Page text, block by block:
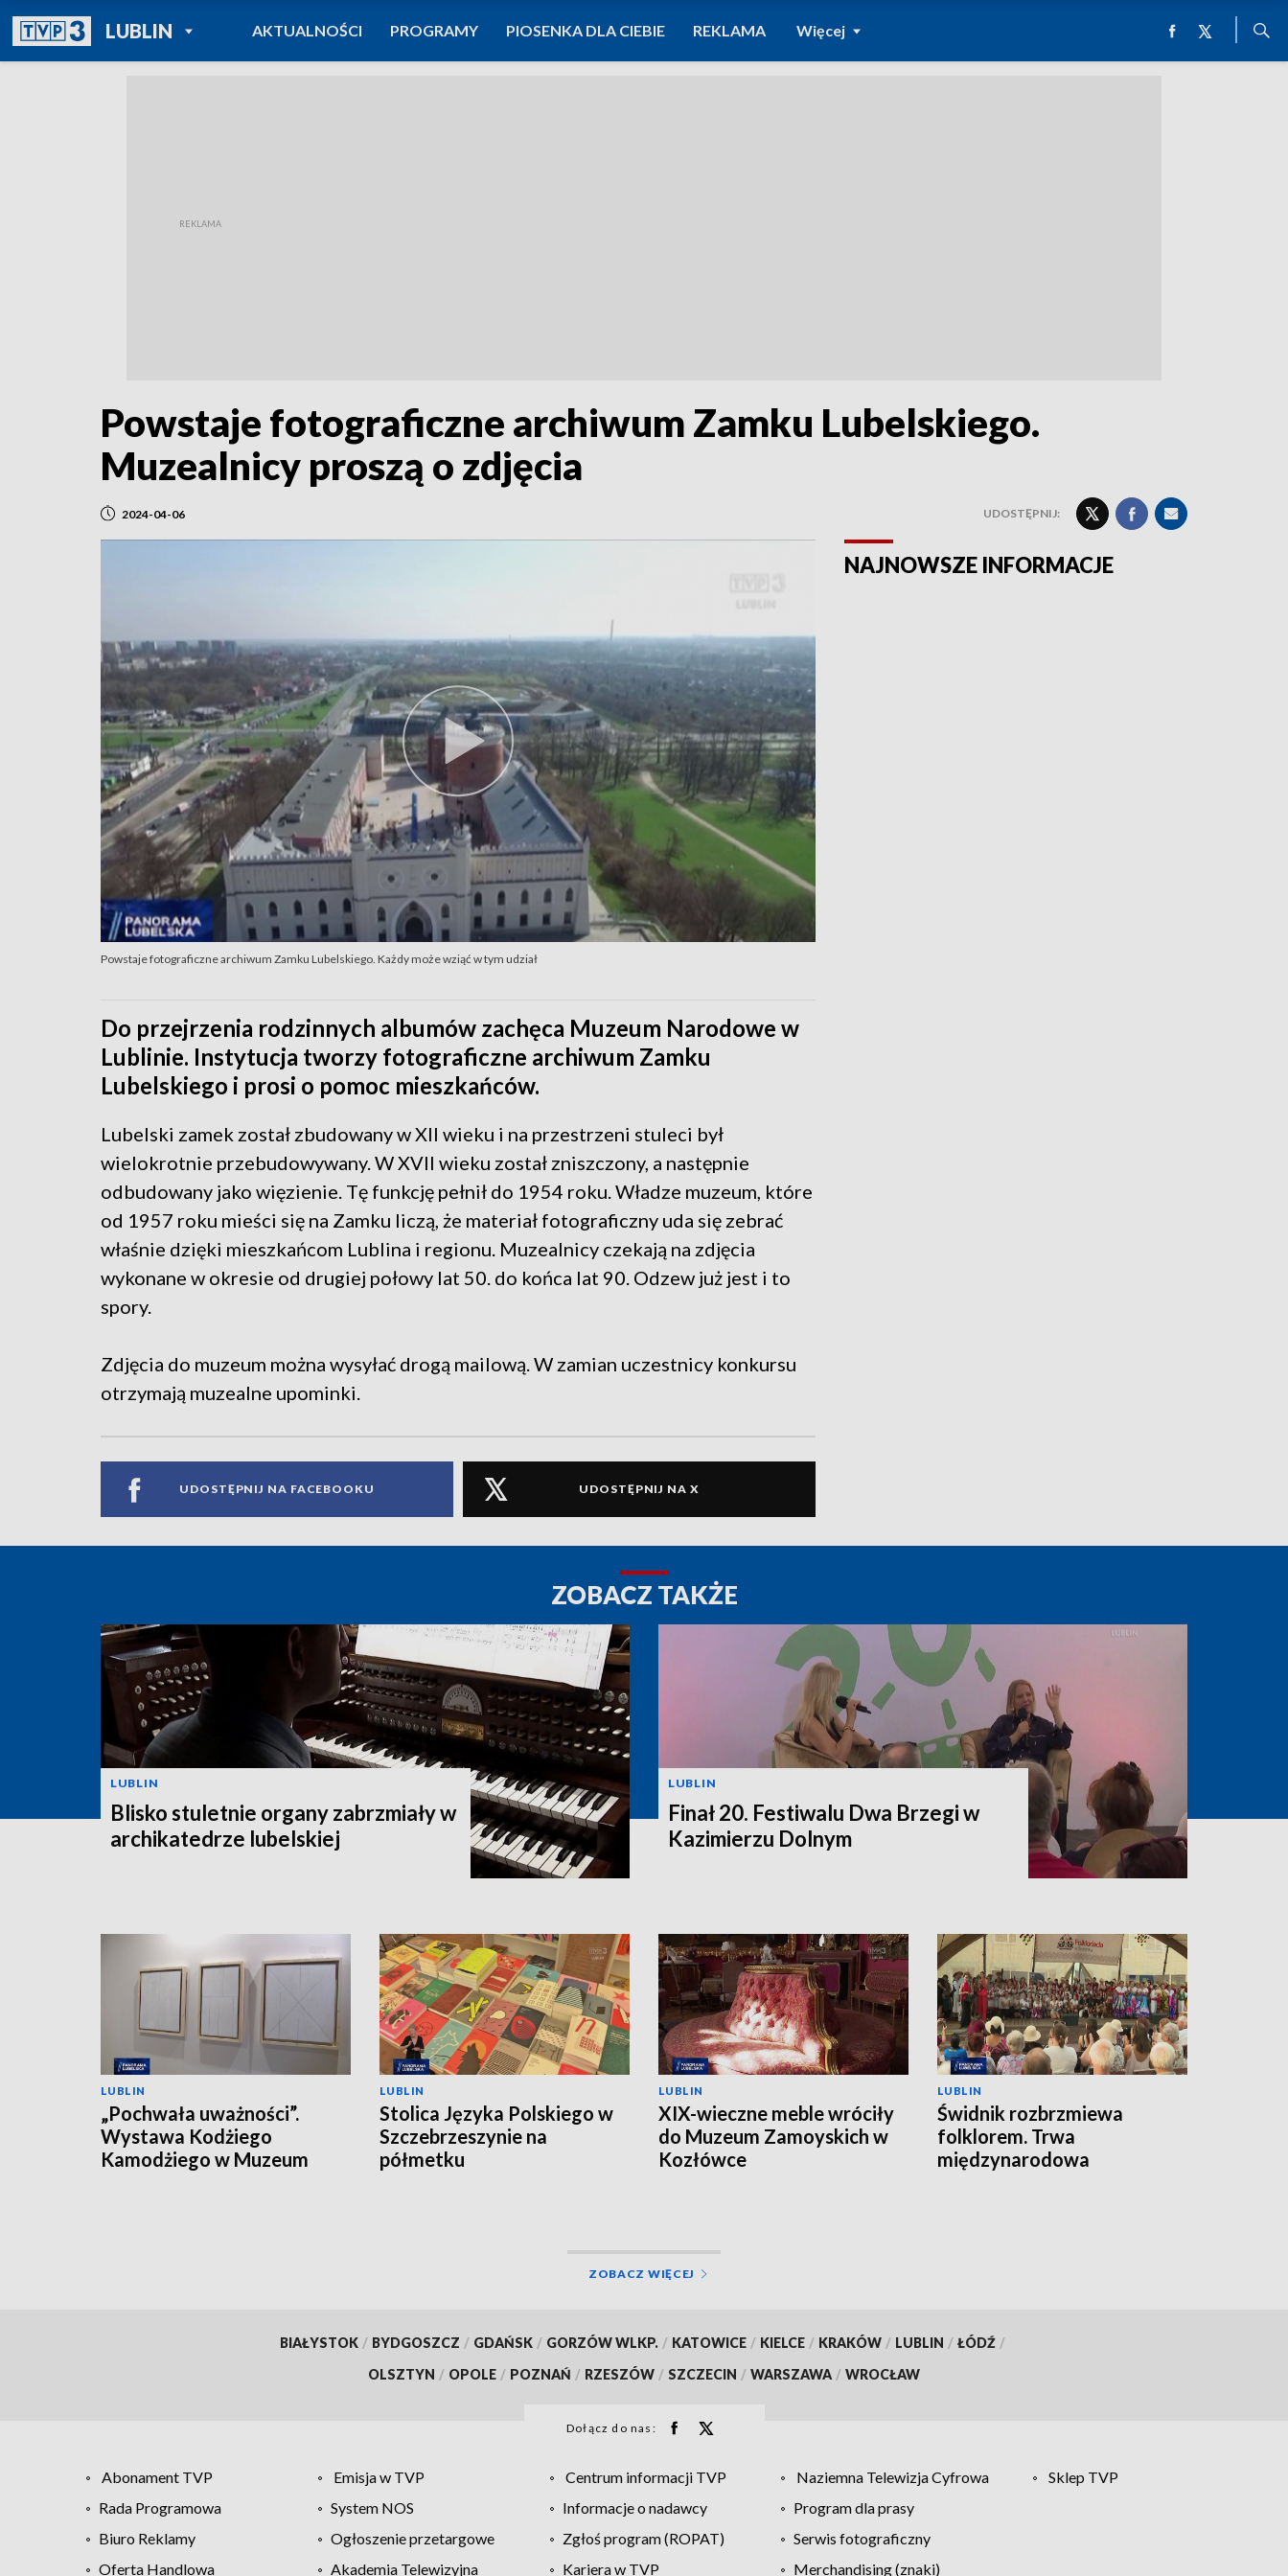
LUBLINPOWRÓT DO
TVP REGIONY
AKTUALNOŚCI PROGRAMY PIOSENKA DLA CIEBIE REKLAMA Więcej
Powstaje fotograficzne archiwum Zamku Lubelskiego.
Muzealnicy proszą o zdjęcia
2024-04-06 UDOSTĘPNIJ:
Powstaje fotograficzne archiwum Zamku Lubelskiego. Każdy może wziąć w tym udział
Do przejrzenia rodzinnych albumów zachęca Muzeum Narodowe w
Lublinie. Instytucja tworzy fotograficzne archiwum Zamku
Lubelskiego i prosi o pomoc mieszkańców.
Lubelski zamek został zbudowany w XII wieku i na przestrzeni stuleci był
wielokrotnie przebudowywany. W XVII wieku został zniszczony, a następnie
odbudowany jako więzienie. Tę funkcję pełnił do 1954 roku. Władze muzeum, które
od 1957 roku mieści się na Zamku liczą, że materiał fotograficzny uda się zebrać
właśnie dzięki mieszkańcom Lublina i regionu. Muzealnicy czekają na zdjęcia
wykonane w okresie od drugiej połowy lat 50. do końca lat 90. Odzew już jest i to
spory.
Zdjęcia do muzeum można wysyłać drogą mailową. W zamian uczestnicy konkursu
otrzymają muzealne upominki.
UDOSTĘPNIJ NA FACEBOOKU UDOSTĘPNIJ NA X
NAJNOWSZE INFORMACJE
ZOBACZ TAKŻE
LUBLIN
Blisko stuletnie organy zabrzmiały w
archikatedrze lubelskiej
LUBLIN
Finał 20. Festiwalu Dwa Brzegi w
Kazimierzu Dolnym
LUBLIN
„Pochwała uważności”.
Wystawa Kodżiego
Kamodżiego w Muzeum
LUBLIN
Stolica Języka Polskiego w
Szczebrzeszynie na
półmetku
LUBLIN
XIX-wieczne meble wróciły
do Muzeum Zamoyskich w
Kozłówce
LUBLIN
Świdnik rozbrzmiewa
folklorem. Trwa
międzynarodowa
ZOBACZ WIĘCEJ
BIAŁYSTOK / BYDGOSZCZ / GDAŃSK / GORZÓW WLKP. / KATOWICE / KIELCE / KRAKÓW / LUBLIN / ŁÓDŹ /
OLSZTYN / OPOLE / POZNAŃ / RZESZÓW / SZCZECIN / WARSZAWA / WROCŁAW
Dołącz do nas:
Abonament TVP Emisja w TVP Centrum informacji TVP Naziemna Telewizja Cyfrowa
Sklep TVP
Rada Programowa
System NOS Informacje o nadawcy
Program dla prasy
Biuro Reklamy
Ogłoszenie przetargowe Zgłoś program (ROPAT)
Serwis fotograficzny
Oferta Handlowa
Akademia Telewizyjna Kariera w TVP Merchandising (znaki)